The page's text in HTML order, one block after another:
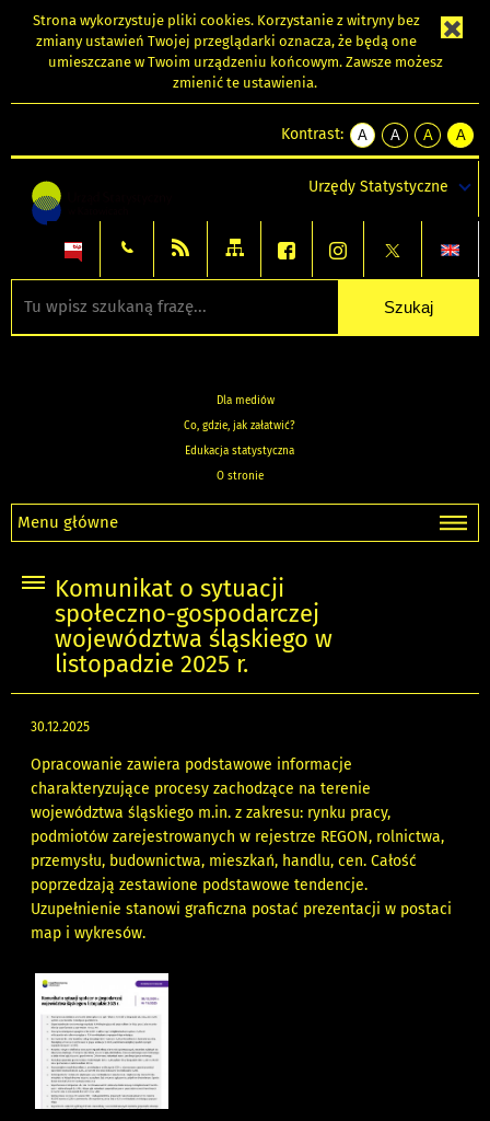
Strona wykorzystuje pliki cookies. Korzystanie z witryny bez
zmiany ustawień Twojej przeglądarki oznacza, że będą one
umieszczane w Twoim urządzeniu końcowym. Zawsze możesz
zmienić te ustawienia.
Kontrast:
A
kontrast
A
kontrast
tekst
czarnym
A
kontrast
tekst
czarnym
A
tekst
żółtym
Urzędy Statystyczne
Dla mediów
Co, gdzie, jak załatwić?
Edukacja statystyczna
O stronie
Menu główne
Komunikat o sytuacji
społeczno-gospodarczej
województwa śląskiego w
listopadzie 2025 r.
30.12.2025
Opracowanie zawiera podstawowe informacje
charakteryzujące procesy zachodzące na terenie
województwa śląskiego m.in. z zakresu: rynku pracy,
podmiotów zarejestrowanych w rejestrze REGON, rolnictwa,
przemysłu, budownictwa, mieszkań, handlu, cen. Całość
poprzedzają zestawione podstawowe tendencje.
Uzupełnienie stanowi graficzna postać prezentacji w postaci
map i wykresów.